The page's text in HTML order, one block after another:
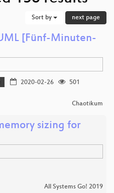
Sort by next page
[Fünf-Minuten-
2020-02-26
501
Chaotikum
sizing for
All Systems Go! 2019